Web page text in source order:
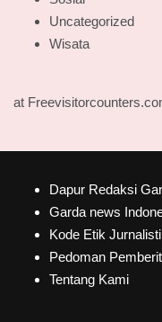
Uncategorized
Wisata
at
Dapur Redaksi
Garda news
Kode Etik
Pedoman
Tentang Kami